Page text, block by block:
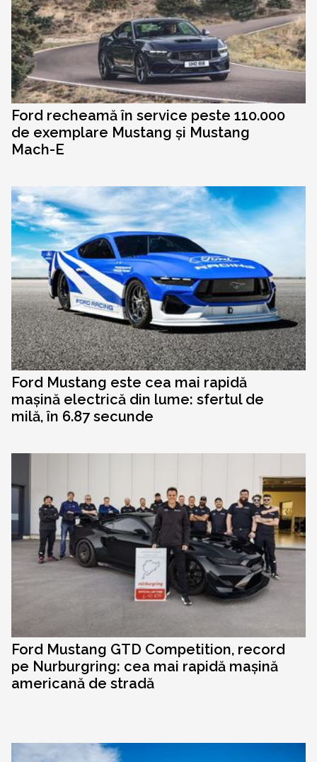
Ford recheamă în service peste 110.000
de exemplare Mustang și Mustang
Mach-E
Ford Mustang este cea mai rapidă
mașină electrică din lume: sfertul de
milă, în 6.87 secunde
Ford Mustang GTD Competition, record
pe Nurburgring: cea mai rapidă mașină
americană de stradă